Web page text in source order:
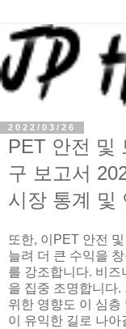
2022/03/26
PET 안전 및
구 보고서
시장 통계
또한, 이PET 안전
늘려 더 큰 수익을
를 강조합니다. 비즈
을 집중 조명합니다
위한 영향도 이 심층
이 유익한 길로 나아